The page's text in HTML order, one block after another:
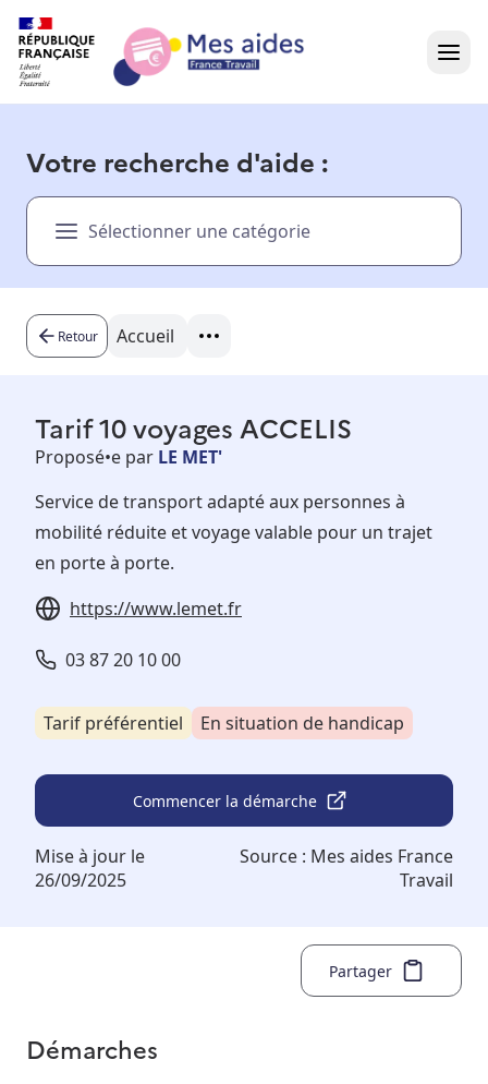
Présentation vidéo
Besoin d'aide ?
Votre recherche d'aide :
Sélectionner une catégorie
Retour Accueil
Tarif 10 voyages ACCELIS
Proposé•e par LE MET'
Service de transport adapté aux personnes à
mobilité réduite et voyage valable pour un trajet
en porte à porte.
https://www.lemet.fr
03 87 20 10 00
Tarif préférentiel En situation de handicap
Commencer la démarche
Mise à jour le
26/09/2025
Source : Mes aides France
Travail
Partager
Démarches